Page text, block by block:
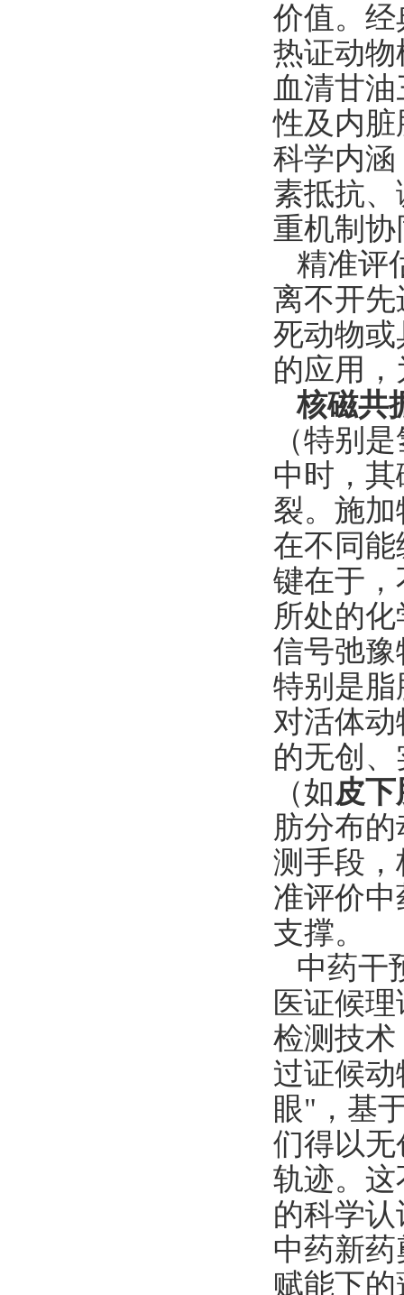
价值。
热证动
血清甘
性及内
科学内
素抵抗
重机制
精准评
离不开
死动物
的应用
核磁共
（特别
中时，
裂。施
在不同
键在于
所处的
信号弛
特别是
对活体
的无创
（如皮
肪分布
测手段
准评价
支撑。
中药干
医证候
检测技
过证候
眼"，基
们得以
轨迹。
的科学
中药新
赋能下